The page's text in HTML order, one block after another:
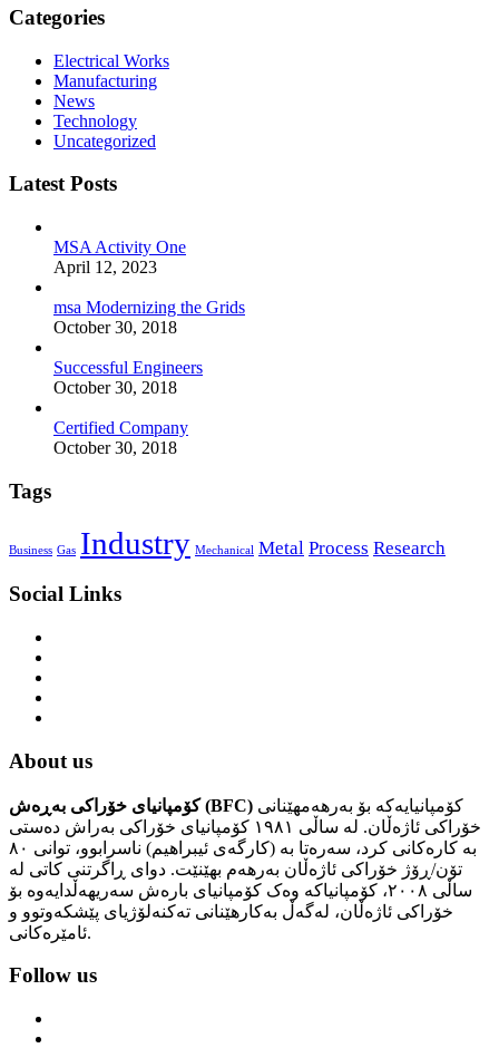
Categories
Electrical Works
Manufacturing
News
Technology
Uncategorized
Latest Posts
MSA Activity One
April 12, 2023
msa Modernizing the Grids
October 30, 2018
Successful Engineers
October 30, 2018
Certified Company
October 30, 2018
Tags
Business Gas Industry Mechanical Metal Process Research
Social Links
About us
کۆمپانیای خۆراکی بەڕەش (BFC)
خۆراکی ئاژەڵان. لە ساڵی ١٩٨١ کۆمپانیای خۆراکی بەراش دەستی
بە کارەکانی کرد، سەرەتا بە (کارگەی ئیبراهیم) ناسرابوو، توانی ٨٠
تۆن/ڕۆژ خۆراکی ئاژەڵان بەرهەم بهێنێت. دوای ڕاگرتنی کاتی لە
ساڵی ٢٠٠٨، کۆمپانیاکە وەک کۆمپانیای بارەش سەریهەڵدایەوە بۆ
خۆراکی ئاژەڵان، لەگەڵ بەکارهێنانی تەکنەلۆژیای پێشکەوتوو و
ئامێرەکانی.
Follow us